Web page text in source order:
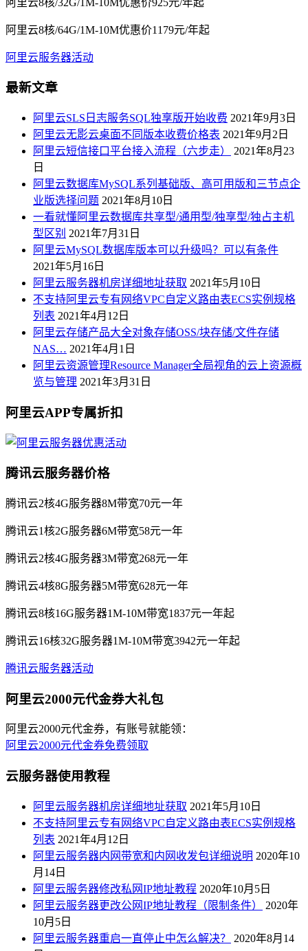
阿里云8核/64G/1M-10M优惠价1179元/年起
阿里云服务器活动
最新文章
阿里云SLS日志服务SQL独享版开始收费 2021年9月3日
阿里云无影云桌面不同版本收费价格表 2021年9月2日
阿里云短信接口平台接入流程（六步走）
2021年8月23
日
阿里云数据库MySQL系列基础版、高可用版和三节点企
业版选择问题 2021年8月10日
一看就懂阿里云数据库共享型/通用型/独享型/独占主机
型区别 2021年7月31日
阿里云MySQL数据库版本可以升级吗？可以有条件
2021年5月16日
阿里云服务器机房详细地址获取 2021年5月10日
不支持阿里云专有网络VPC自定义路由表ECS实例规格
列表 2021年4月12日
阿里云存储产品大全对象存储OSS/块存储/文件存储
NAS… 2021年4月1日
阿里云资源管理Resource Manager全局视角的云上资源概
览与管理 2021年3月31日
阿里云APP专属折扣
腾讯云服务器价格
腾讯云2核4G服务器8M带宽70元一年
腾讯云1核2G服务器6M带宽58元一年
腾讯云2核4G服务器3M带宽268元一年
腾讯云4核8G服务器5M带宽628元一年
腾讯云8核16G服务器1M-10M带宽1837元一年起
腾讯云16核32G服务器1M-10M带宽3942元一年起
腾讯云服务器活动
阿里云2000元代金券大礼包
阿里云2000元代金券，有账号就能领：
阿里云2000元代金券免费领取
云服务器使用教程
阿里云服务器机房详细地址获取 2021年5月10日
不支持阿里云专有网络VPC自定义路由表ECS实例规格
列表 2021年4月12日
阿里云服务器内网带宽和内网收发包详细说明 2020年10
月14日
阿里云服务器修改私网IP地址教程 2020年10月5日
阿里云服务器更改公网IP地址教程（限制条件）
2020年
10月5日
阿里云服务器重启一直停止中怎么解决？
2020年8月14